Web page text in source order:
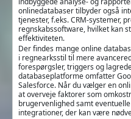
onlinedatabaser tilbyder også
tjenester, f.eks. CRM-systemer,
regnskabssoftware, hvilket kan
effektiviteten.
Der findes mange online
i regnearksstil til mere
forespørgsler, triggers og
databaseplatforme omfatter
Salesforce. Når du vælger en
at overveje faktorer som
brugervenlighed samt
integrationer, der kan være